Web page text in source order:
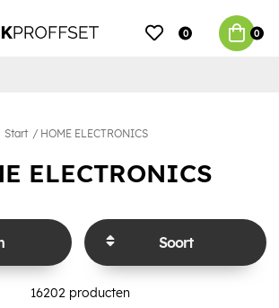
0 0
Start HOME ELECTRONICS
ELECTRONICS
Soort
16202producten